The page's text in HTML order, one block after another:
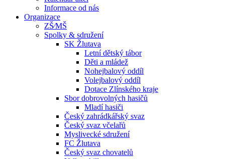
Informace od nás
Organizace
ZŠ⁄MŠ
Spolky & sdružení
SK Žlutava
Letní dětský tábor
Děti a mládež
Nohejbalový oddíl
Volejbalový oddíl
Dotace Zlínského kraje
Sbor dobrovolných hasičů
Mladí hasiči
Český zahrádkářský svaz
Český svaz včelařů
Myslivecké sdružení
FC Žlutava
Český svaz chovatelů